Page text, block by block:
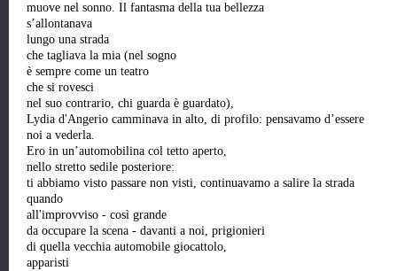
muove nel sonno. Il fantasma della tua bellezza
s’allontanava
lungo una strada
che tagliava la mia (nel sogno
è sempre come un teatro
che si rovesci
nel suo contrario, chi guarda è guardato),
Lydia d'Angerio camminava in alto, di profilo: pensavamo d’essere
noi a vederla.
Ero in un’automobilina col tetto aperto,
nello stretto sedile posteriore:
ti abbiamo visto passare non visti, continuavamo a salire la strada
quando
all'improvviso - così grande
da occupare la scena - davanti a noi, prigionieri
di quella vecchia automobile giocattolo,
apparisti